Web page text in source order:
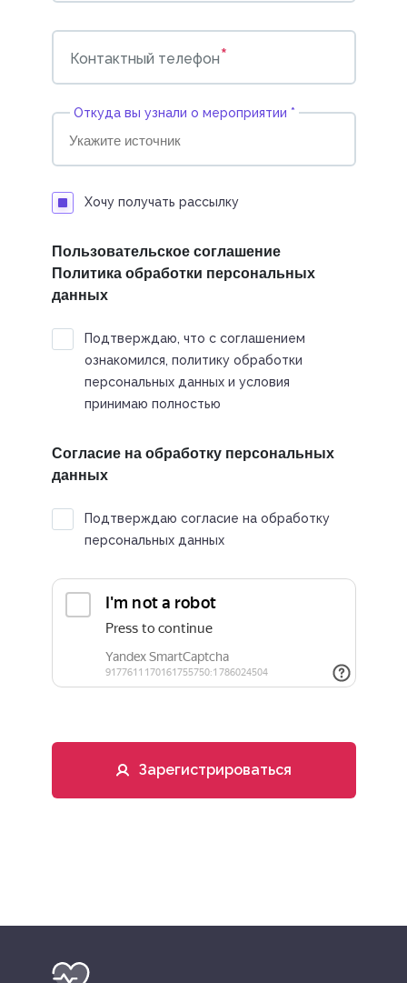
Контактный телефон*
Откуда вы узнали о мероприятии *
Хочу получать рассылку
Пользовательское соглашение
Политика обработки персональных
данных
Подтверждаю, что с соглашением
ознакомился, политику обработки
персональных данных и условия
принимаю полностью
Согласие на обработку персональных
данных
Подтверждаю согласие на обработку
персональных данных
Зарегистрироваться